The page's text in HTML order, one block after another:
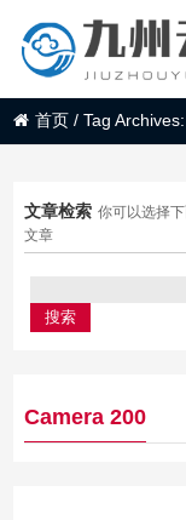
首页 /Tag
文章检索 你可以选择
文章
Camera 200